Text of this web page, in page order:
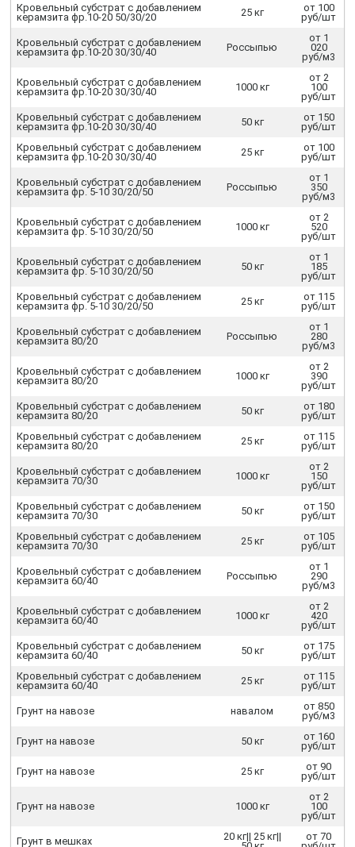
Кровельный субстрат с добавлением
керамзита фр.10-20 50/30/20
25 кг
от 100
руб/шт
Кровельный субстрат с добавлением
керамзита фр.10-20 30/30/40
Россыпью
от 1
020
руб/м3
Кровельный субстрат с добавлением
керамзита фр.10-20 30/30/40
1000 кг
от 2
100
руб/шт
Кровельный субстрат с добавлением
керамзита фр.10-20 30/30/40
50 кг
от 150
руб/шт
Кровельный субстрат с добавлением
керамзита фр.10-20 30/30/40
25 кг
от 100
руб/шт
Кровельный субстрат с добавлением
керамзита фр. 5-10 30/20/50
Россыпью
от 1
350
руб/м3
Кровельный субстрат с добавлением
керамзита фр. 5-10 30/20/50
1000 кг
от 2
520
руб/шт
Кровельный субстрат с добавлением
керамзита фр. 5-10 30/20/50
50 кг
от 1
185
руб/шт
Кровельный субстрат с добавлением
керамзита фр. 5-10 30/20/50
25 кг
от 115
руб/шт
Кровельный субстрат с добавлением
керамзита 80/20
Россыпью
от 1
280
руб/м3
Кровельный субстрат с добавлением
керамзита 80/20
1000 кг
от 2
390
руб/шт
Кровельный субстрат с добавлением
керамзита 80/20
50 кг
от 180
руб/шт
Кровельный субстрат с добавлением
керамзита 80/20
25 кг
от 115
руб/шт
Кровельный субстрат с добавлением
керамзита 70/30
1000 кг
от 2
150
руб/шт
Кровельный субстрат с добавлением
керамзита 70/30
50 кг
от 150
руб/шт
Кровельный субстрат с добавлением
керамзита 70/30
25 кг
от 105
руб/шт
Кровельный субстрат с добавлением
керамзита 60/40
Россыпью
от 1
290
руб/м3
Кровельный субстрат с добавлением
керамзита 60/40
1000 кг
от 2
420
руб/шт
Кровельный субстрат с добавлением
керамзита 60/40
50 кг
от 175
руб/шт
Кровельный субстрат с добавлением
керамзита 60/40
25 кг
от 115
руб/шт
Грунт на навозе навалом
от 850
руб/м3
Грунт на навозе 50 кг
от 160
руб/шт
Грунт на навозе 25 кг
от 90
руб/шт
Грунт на навозе 1000 кг
от 2
100
руб/шт
Грунт в мешках
20 кг|| 25 кг||
от 70